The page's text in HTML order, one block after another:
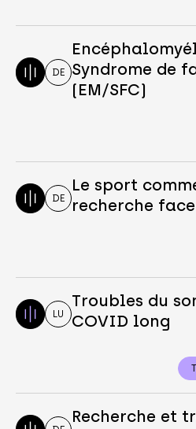
DE
Syndrome de
(EM/SFC)
DE
Le sport
recherche
LU
Troubles du
COVID long
Recherche et